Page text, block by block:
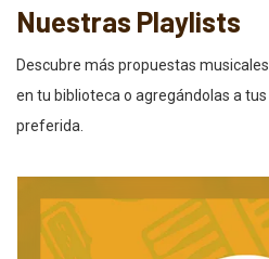
Nuestras Playlists
Descubre más propuestas
en tu biblioteca o agregándolas a
preferida.